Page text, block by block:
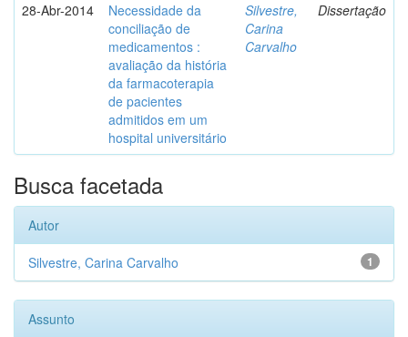
28-Abr-2014
Necessidade da
conciliação de
medicamentos :
avaliação da história
da farmacoterapia
de pacientes
admitidos em um
hospital universitário
Silvestre,
Carina
Carvalho
Dissertação
Busca facetada
Autor
1
Silvestre, Carina Carvalho
Assunto